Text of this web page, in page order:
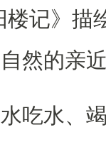
楼记》描
然的亲
吃水、